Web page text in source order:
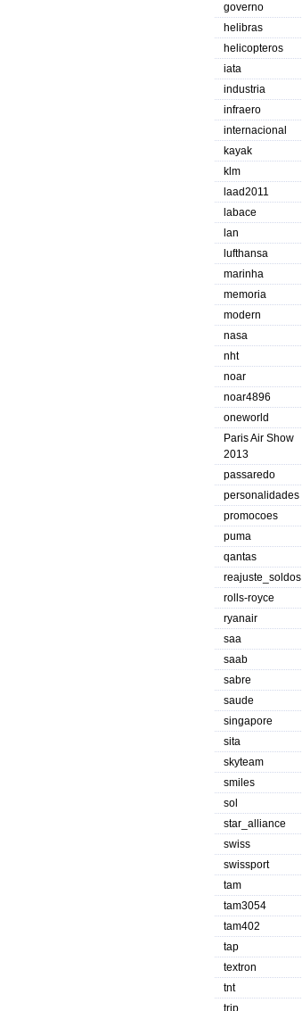
governo
helibras
helicopteros
iata
industria
infraero
internacional
kayak
klm
laad2011
labace
lan
lufthansa
marinha
memoria
modern
nasa
nht
noar
noar4896
oneworld
Paris Air Show
2013
passaredo
personalidades
promocoes
puma
qantas
reajuste_soldos
rolls-royce
ryanair
saa
saab
sabre
saude
singapore
sita
skyteam
smiles
sol
star_alliance
swiss
swissport
tam
tam3054
tam402
tap
textron
tnt
trip